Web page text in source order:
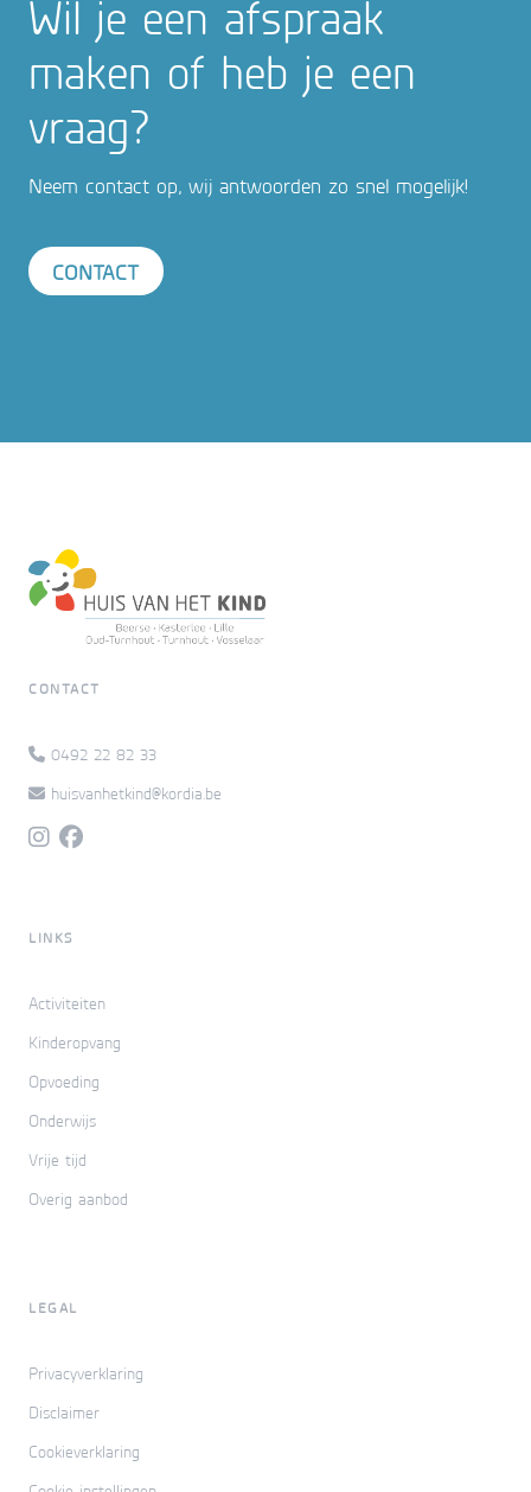
Wil je een afspraak
maken of heb je een
vraag?
Neem contact op, wij antwoorden zo snel mogelijk!
CONTACT
CONTACT
0492 22 82 33
huisvanhetkind@kordia.be
LINKS
Activiteiten
Kinderopvang
Opvoeding
Onderwijs
Vrije tijd
Overig aanbod
LEGAL
Privacyverklaring
Disclaimer
Cookieverklaring